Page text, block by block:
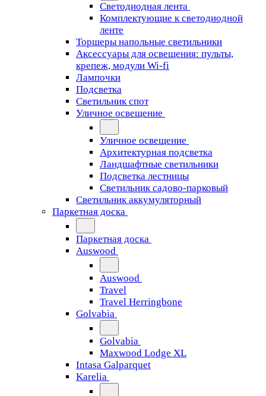
Светодиодная лента
Комплектующие к светодиодной
ленте
Торшеры напольные светильники
Аксессуары для освещения: пульты,
крепеж, модули Wi-fi
Лампочки
Подсветка
Светильник спот
Уличное освещение
Уличное освещение
Архитектурная подсветка
Ландшафтные светильники
Подсветка лестницы
Светильник садово-парковый
Светильник аккумуляторный
Паркетная доска
Паркетная доска
Auswood
Auswood
Travel
Travel Herringbone
Golvabia
Golvabia
Maxwood Lodge XL
Intasa Galparquet
Karelia